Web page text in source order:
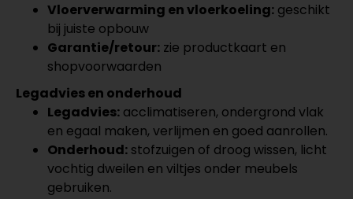
Vloerverwarming en vloerkoeling: geschikt
bij juiste opbouw
Garantie/retour: zie productkaart en
shopvoorwaarden
Legadvies en onderhoud
Legadvies: acclimatiseren, ondergrond vlak
en egaal maken, verlijmen en goed aanrollen.
Onderhoud: stofzuigen of droog wissen, licht
vochtig dweilen en viltjes onder meubels
gebruiken.